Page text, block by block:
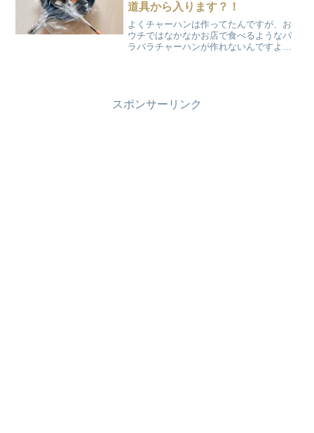
道具から入ります？！
よくチャーハンは作ってたんですが、お
ウチではなかなかお店で食べるようなパ
ラパラチャーハンが作れないんですよ
スポンサーリンク